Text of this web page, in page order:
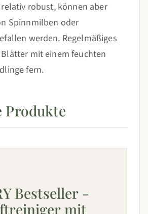
robust, können aber
Spinnmilben oder
werden. Regelmäßiges
mit einem feuchten
fern.
Produkte
Bestseller -
mit